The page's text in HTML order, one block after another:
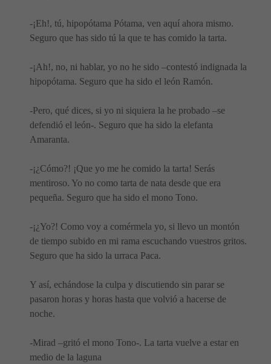
-¡Eh!, tú, hipopótama Pótama, ven aquí ahora mismo.
Seguro que has sido tú la que te has comido la tarta.
-¡Ah!, no, ni hablar, yo no he sido –contestó indignada la
hipopótama. Seguro que ha sido el león Ramón.
-Pero, qué dices, si yo ni siquiera la he probado –se
defendió el león-. Seguro que ha sido la elefanta
Amaranta.
-¡¿Cómo?! ¡Que yo me he comido la tarta! Serás
mentiroso. Yo no como tarta de nata desde que era
pequeña. Seguro que ha sido el mono Tono.
-¡¿Yo?! Como voy a comérmela yo, si llevo un montón
de tiempo subido en mi rama escuchando vuestros gritos.
Seguro que ha sido la urraca Paca.
Y así, echándose la culpa y discutiendo sin parar se
pasaron horas y horas hasta que volvió a hacerse de
noche.
-Mirad –gritó el mono Tono-. La tarta vuelve a estar en
medio de la laguna